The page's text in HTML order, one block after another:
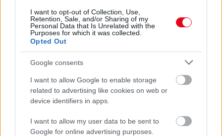
I want to opt-out of Collection, Use,
Retention, Sale, and/or Sharing of my
Personal Data that Is Unrelated with the
Purposes for which it was collected.
Opted Out
Google consents
I want to allow Google to enable storage
related to advertising like cookies on web or
device identifiers in apps.
I want to allow my user data to be sent to
Google for online advertising purposes.
Ha ezt érzed evés után, a szervezeted fontos dologra
próbál figyelmeztetni